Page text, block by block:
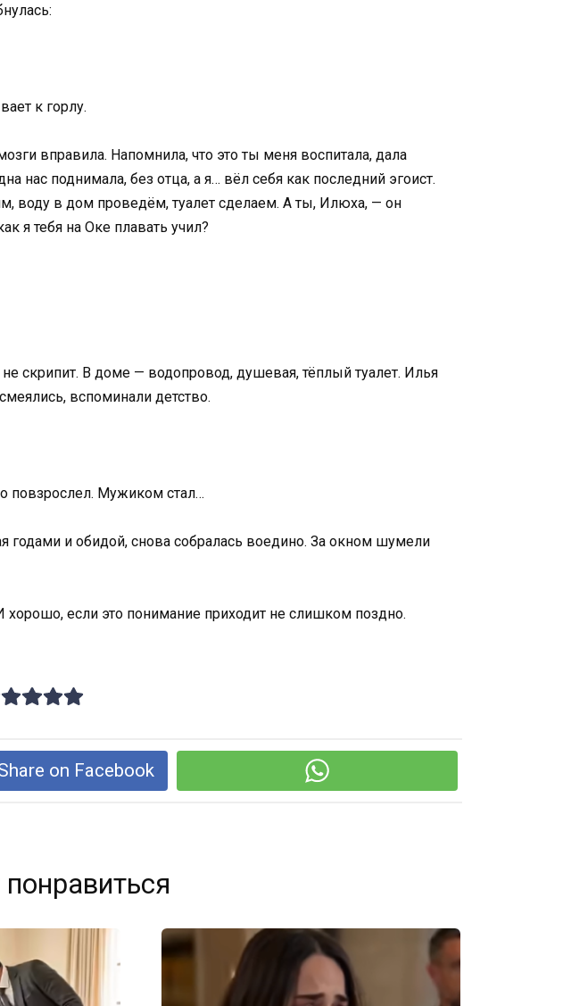
к горлу.
вправила. Напомнила, что это ты меня воспитала, дала
нас поднимала, без отца, а я… вёл себя как последний эгоист.
воду в дом проведём, туалет сделаем. А ты, Илюха, — он
я тебя на Оке плавать учил?
скрипит. В доме — водопровод, душевая, тёплый туалет. Илья
вспоминали детство.
повзрослел. Мужиком стал…
годами и обидой, снова собралась воедино. За окном шумели
если это понимание приходит не слишком поздно.
on Facebook